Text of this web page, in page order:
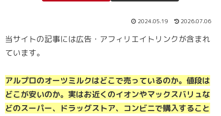
2024.05.19 2026.07.06
当サイトの記事には広告・アフィリエイトリンクが含まれ
ています。
アルプロのオーツミルクはどこで売っているのか。値段は
どこが安いのか。実はお近くのイオンやマックスバリュな
どのスーパー、ドラッグストア、コンビニで購入すること